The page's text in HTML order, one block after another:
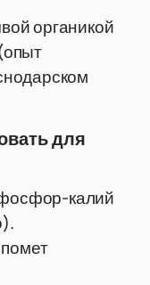
органикой
для
калий